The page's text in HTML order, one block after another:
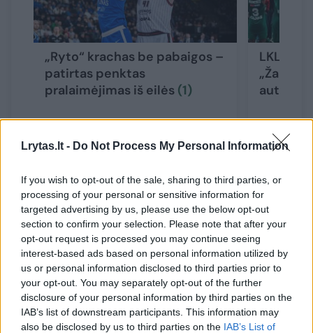
Lrytas.lt - Do Not Process My Personal Information
If you wish to opt-out of the sale, sharing to third parties, or
processing of your personal or sensitive information for
targeted advertising by us, please use the below opt-out
section to confirm your selection. Please note that after your
opt-out request is processed you may continue seeing
interest-based ads based on personal information utilized by
us or personal information disclosed to third parties prior to
your opt-out. You may separately opt-out of the further
disclosure of your personal information by third parties on the
IAB’s list of downstream participants. This information may
also be disclosed by us to third parties on the IAB’s List of
„Ryto“ krachas be pabaigos –
patirtas penktas
pralaimėjimas iš eilės (1)
LKL
Naujai paskirtas generalinis direktorius
Martynas Giga prieš tai daugiau nei 10 metų
užėmė energetikos įmonės „Elektrum Lietuva“
vadovo ir valdybos pirmininko pareigas. Taip
pat jis buvo skirtingų įmonių nepriklausomas
valdybos narys. M. Giga baigęs verslo
administravimo studijas JAV, vėliau – BMI